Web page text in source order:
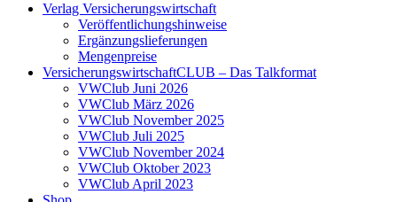
Verlag Versicherungswirtschaft
Veröffentlichungshinweise
Ergänzungslieferungen
Mengenpreise
VersicherungswirtschaftCLUB – Das Talkformat
VWClub Juni 2026
VWClub März 2026
VWClub November 2025
VWClub Juli 2025
VWClub November 2024
VWClub Oktober 2023
VWClub April 2023